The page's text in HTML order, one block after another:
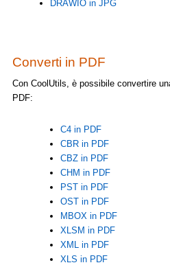
DRAWIO in JPG
Converti in PDF
Con CoolUtils, è possibile convertire
PDF:
C4 in PDF
CBR in PDF
CBZ in PDF
CHM in PDF
PST in PDF
OST in PDF
MBOX in PDF
XLSM in PDF
XML in PDF
XLS in PDF